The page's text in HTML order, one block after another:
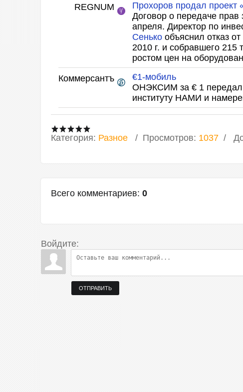
REGNUM
Прохоров продал проект
Договор о передаче прав
апреля. Директор по
Сенько объяснил отказ
2010 г. и собравшего 215
ростом цен на
Коммерсантъ
€1-мобиль
ОНЭКСИМ за € 1 передал
институту НАМИ и
Категория: Разное Просмотров: 1037
Всего комментариев: 0
Войдите:
ОТПРАВИТЬ